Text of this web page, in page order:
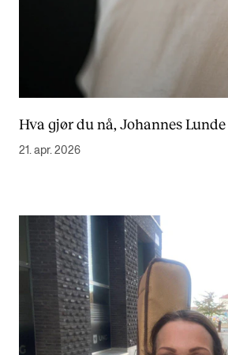
Hva gjør du nå, Johannes
21. apr. 2026